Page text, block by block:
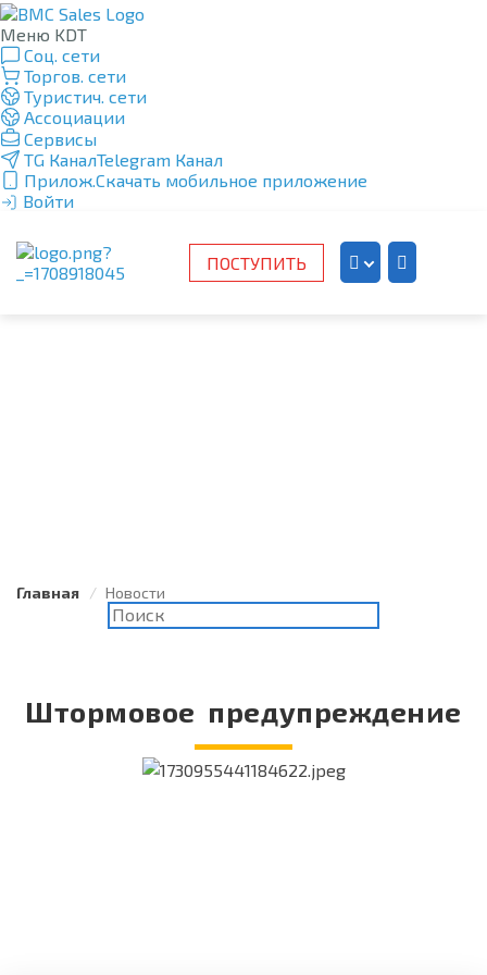
Меню KDT
Соц. сети
Торгов. сети
Туристич. сети
Ассоциации
Сервисы
TG КаналTelegram Канал
Прилож.Скачать мобильное приложение
Войти
ПОСТУПИТЬ
Главная Новости
Штормовое предупреждение